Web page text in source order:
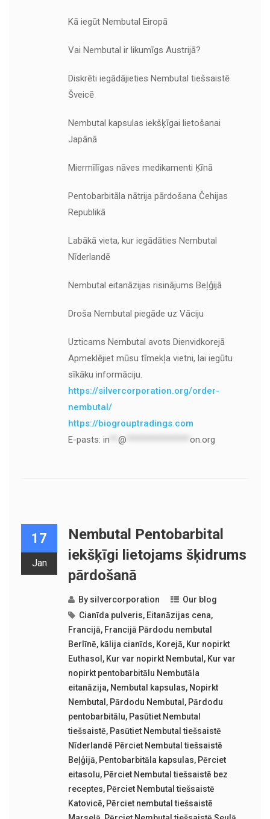
Kā iegūt Nembutal Eiropā
Vai Nembutal ir likumīgs Austrijā?
Diskrēti iegādājieties Nembutal tiešsaistē
Šveicē
Nembutal kapsulas iekšķīgai lietošanai
Japānā
Miermīlīgas nāves medikamenti Ķīnā
Pentobarbitāla nātrija pārdošana Čehijas
Republikā
Labākā vieta, kur iegādāties Nembutal
Nīderlandē
Nembutal eitanāzijas risinājums Beļģijā
Droša Nembutal piegāde uz Vāciju
Uzticams Nembutal avots Dienvidkorejā
Apmeklējiet mūsu tīmekļa vietni, lai iegūtu
sīkāku informāciju.
https://silvercorporation.org/order-
nembutal/
https://biogrouptradings.com
E-pasts: in @ on.org
17
Jan
Nembutal Pentobarbital
iekšķīgi lietojams šķidrums
pārdošanā
By silvercorporation
Our blog
Cianīda pulveris, Eitanāzijas cena,
Francijā, Francijā Pārdodu nembutal
Berlīnē, kālija cianīds, Korejā, Kur nopirkt
Euthasol , Kur var nopirkt Nembutal , Kur var
nopirkt pentobarbitālu Nembutāla
eitanāzija, Nembutal kapsulas, Nopirkt
Nembutal , Pārdodu Nembutal , Pārdodu
pentobarbitālu, Pasūtiet Nembutal
tiešsaistē, Pasūtiet Nembutal tiešsaistē
Nīderlandē Pērciet Nembutal tiešsaistē
Beļģijā, Pentobarbitāla kapsulas, Pērciet
eitasolu, Pērciet Nembutal tiešsaistē bez
receptes, Pērciet Nembutal tiešsaistē
Katovicē, Pērciet nembutal tiešsaistē